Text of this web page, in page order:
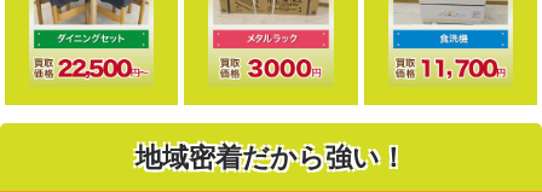
地域密着だから強い！